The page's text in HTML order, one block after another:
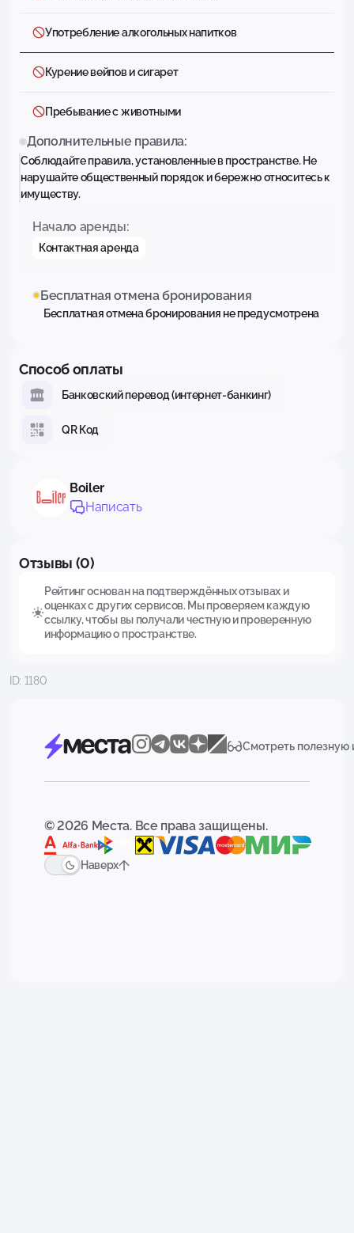
Употребление алкогольных напитков
Курение вейпов и сигарет
Пребывание с животными
Дополнительные правила:
Соблюдайте правила, установленные в пространстве. Не
нарушайте общественный порядок и бережно относитесь к
имуществу.
Начало аренды:
Контактная аренда
Бесплатная отмена бронирования
Бесплатная отмена бронирования не предусмотрена
Способ оплаты
Банковский перевод (интернет-банкинг)
QR Код
Boiler
Написать
Отзывы (0)
Рейтинг основан на подтверждённых отзывах и
оценках с других сервисов. Мы проверяем каждую
ссылку, чтобы вы получали честную и проверенную
информацию о пространстве.
ID: 1180
Смотреть
© 2026 Места. Все права защищены.
Наверх